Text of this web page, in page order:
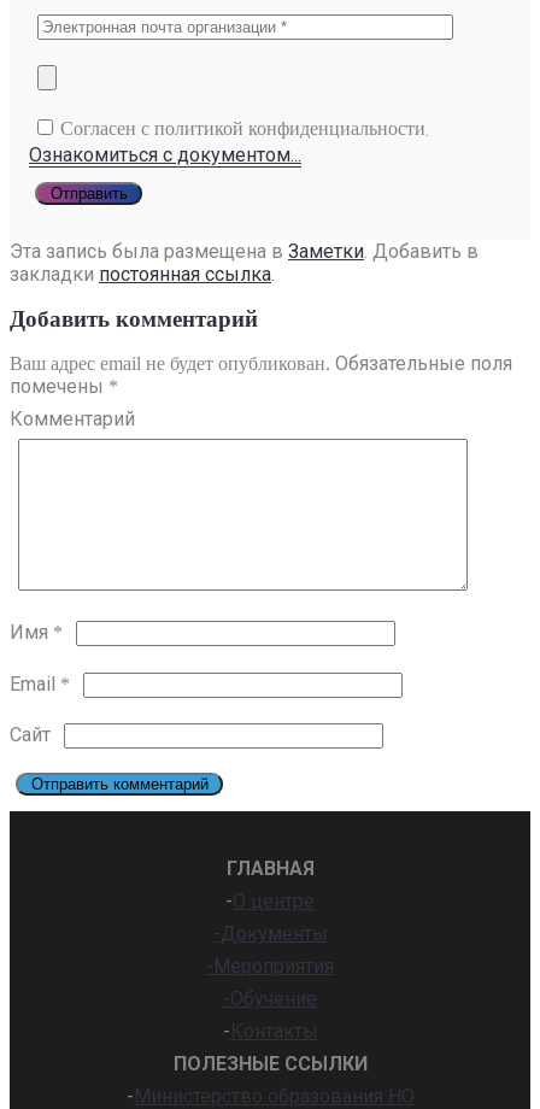
Согласен с политикой конфиденциальности
Ознакомиться с документом...
Эта запись была размещена в Заметки. Добавить в
закладки постоянная ссылка.
Добавить комментарий
Ваш адрес email не будет опубликован. Обязательные поля
помечены *
Комментарий
Имя *
Email *
Сайт
ГЛАВНАЯ
-О центре
-Документы
-Мероприятия
-Обучение
-Контакты
ПОЛЕЗНЫЕ ССЫЛКИ
-Министерство образования НО